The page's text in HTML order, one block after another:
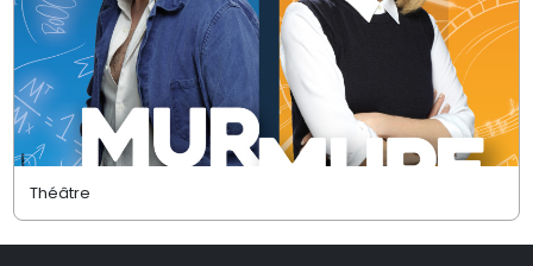
Théâtre